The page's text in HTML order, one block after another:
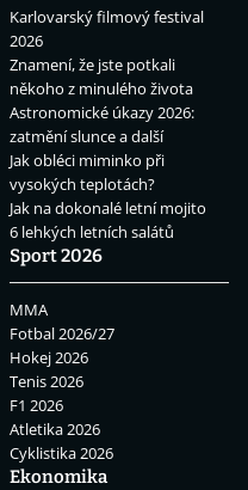
Karlovarský filmový festival
2026
Znamení, že jste potkali
někoho z minulého života
Astronomické úkazy 2026:
zatmění slunce a další
Jak obléci miminko při
vysokých teplotách?
Jak na dokonalé letní mojito
6 lehkých letních salátů
Sport 2026
MMA
Fotbal 2026/27
Hokej 2026
Tenis 2026
F1 2026
Atletika 2026
Cyklistika 2026
Ekonomika